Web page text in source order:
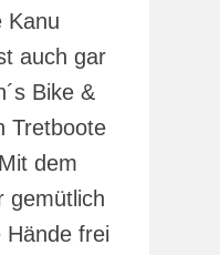
Kanu
auch gar
Bike &
Tretboote
dem
gemütlich
Hände frei